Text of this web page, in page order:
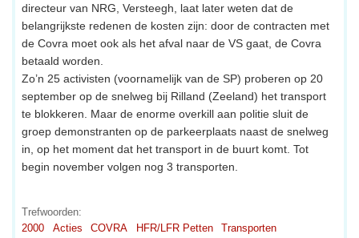
directeur van NRG, Versteegh, laat later weten dat de
belangrijkste redenen de kosten zijn: door de contracten met
de Covra moet ook als het afval naar de VS gaat, de Covra
betaald worden.
Zo’n 25 activisten (voornamelijk van de SP) proberen op 20
september op de snelweg bij Rilland (Zeeland) het transport
te blokkeren. Maar de enorme overkill aan politie sluit de
groep demonstranten op de parkeerplaats naast de snelweg
in, op het moment dat het transport in de buurt komt. Tot
begin november volgen nog 3 transporten.
Trefwoorden:
2000
Acties COVRA HFR/LFR Petten Transporten